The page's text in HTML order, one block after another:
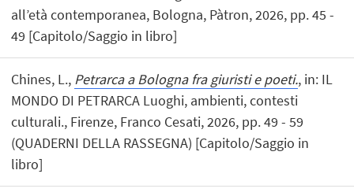
all’età contemporanea, Bologna, Pàtron, 2026, pp. 45 -
49 [Capitolo/Saggio in libro]
Chines, L., Petrarca a Bologna fra giuristi e poeti., in: IL
MONDO DI PETRARCA Luoghi, ambienti, contesti
culturali., Firenze, Franco Cesati, 2026, pp. 49 - 59
(QUADERNI DELLA RASSEGNA) [Capitolo/Saggio in
libro]